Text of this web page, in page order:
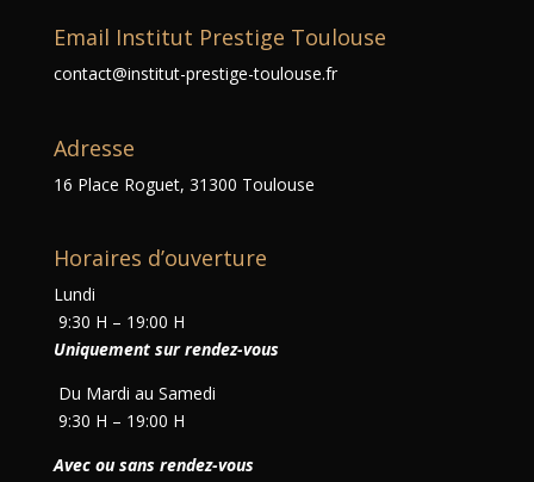
Email Institut Prestige Toulouse
contact@institut-prestige-toulouse.fr
Adresse
16 Place Roguet, 31300 Toulouse
Horaires d’ouverture
Lundi
9:30 H – 19:00 H
Uniquement sur rendez-vous
Du Mardi au Samedi
9:30 H – 19:00 H
Avec ou sans rendez-vous